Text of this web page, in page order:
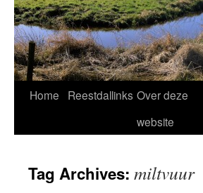
Skip
Home Reestdallinks Over deze
website
Tag Archives: miltvuur